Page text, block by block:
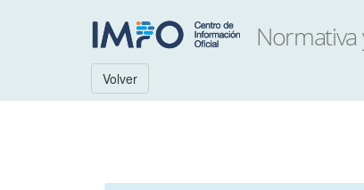
Volver